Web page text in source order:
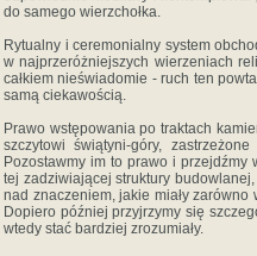
do samego wierzchołka.
Rytualny i ceremonialny system
w najprzeróżniejszych wierzeniach
całkiem nieświadomie - ruch ten
samą ciekawością.
Prawo wstępowania po traktach
szczytowi świątyni-góry,
Pozostawmy im to prawo i przejdźmy
tej zadziwiającej struktury
nad znaczeniem, jakie miały zarówno
Dopiero później przyjrzymy się
wtedy stać bardziej zrozumiały.